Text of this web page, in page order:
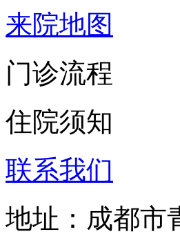
来院地图
门诊流程
住院须知
联系我们
地址：成都市